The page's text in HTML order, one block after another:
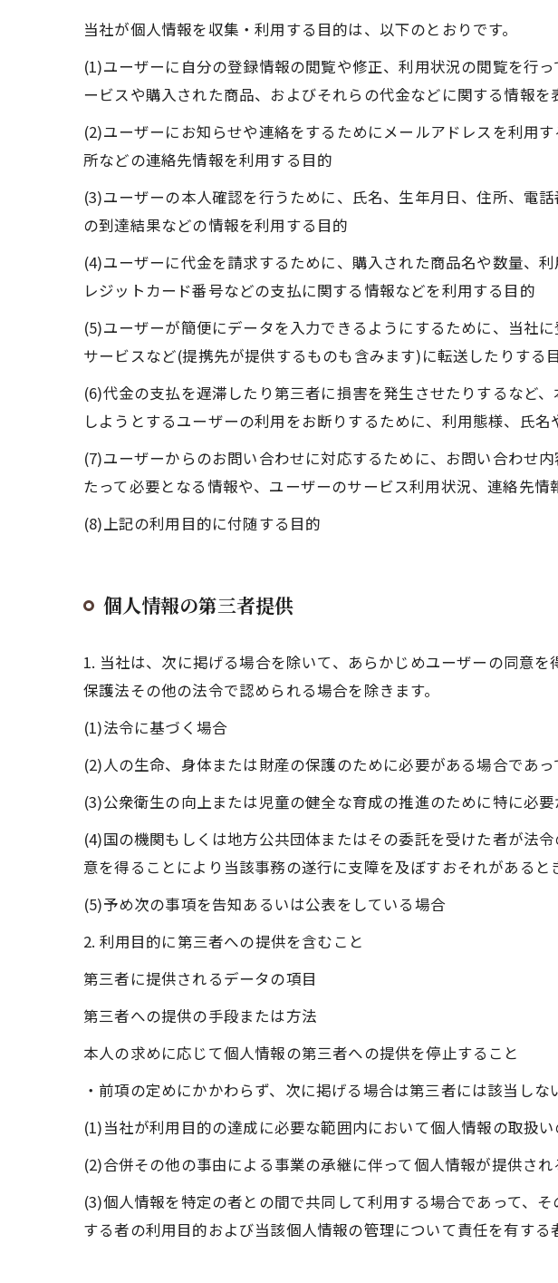
当社が個人情報を収集・利用する目的は、以下のとおりです。
(1)ユーザーに自分の登録情報の閲覧や修正、利用状況の閲覧を行
ービスや購入された商品、およびそれらの代金などに関する情報を
(2)ユーザーにお知らせや連絡をするためにメールアドレスを利用
所などの連絡先情報を利用する目的
(3)ユーザーの本人確認を行うために、氏名、生年月日、住所、電
の到達結果などの情報を利用する目的
(4)ユーザーに代金を請求するために、購入された商品名や数量、
レジットカード番号などの支払に関する情報などを利用する目的
(5)ユーザーが簡便にデータを入力できるようにするために、当社
サービスなど(提携先が提供するものも含みます)に転送したりする
(6)代金の支払を遅滞したり第三者に損害を発生させたりするなど
しようとするユーザーの利用をお断りするために、利用態様、氏
(7)ユーザーからのお問い合わせに対応するために、お問い合わせ
たって必要となる情報や、ユーザーのサービス利用状況、連絡先情
(8)上記の利用目的に付随する目的
個人情報の第三者提供
1. 当社は、次に掲げる場合を除いて、あらかじめユーザーの同意
保護法その他の法令で認められる場合を除きます。
(1)法令に基づく場合
(2)人の生命、身体または財産の保護のために必要がある場合であ
(3)公衆衛生の向上または児童の健全な育成の推進のために特に必
(4)国の機関もしくは地方公共団体またはその委託を受けた者が法
意を得ることにより当該事務の遂行に支障を及ぼすおそれがあると
(5)予め次の事項を告知あるいは公表をしている場合
2. 利用目的に第三者への提供を含むこと
第三者に提供されるデータの項目
第三者への提供の手段または方法
本人の求めに応じて個人情報の第三者への提供を停止すること
・前項の定めにかかわらず、次に掲げる場合は第三者には該当しな
(1)当社が利用目的の達成に必要な範囲内において個人情報の取扱
(2)合併その他の事由による事業の承継に伴って個人情報が提供さ
(3)個人情報を特定の者との間で共同して利用する場合であって、
する者の利用目的および当該個人情報の管理について責任を有する